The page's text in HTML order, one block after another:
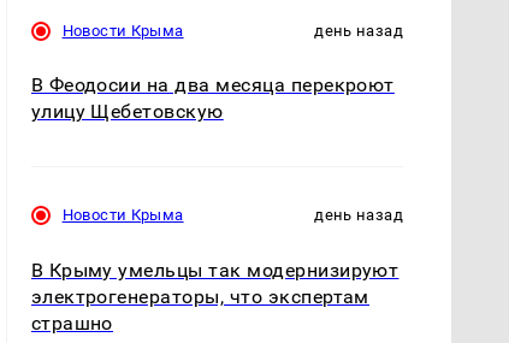
Новости Крыма день назад
В Феодосии на два месяца перекроют
улицу Щебетовскую
Новости Крыма день назад
В Крыму умельцы так модернизируют
электрогенераторы, что экспертам
страшно